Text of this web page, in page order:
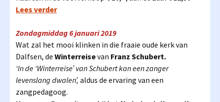
Lees verder
Zondagmiddag 6 januari 2019
Wat zal het mooi klinken in die fraaie oude kerk van
Dalfsen, de Winterreisevan Franz Schubert.
‘In de ‘Winterreise’ van Schubert kan een zanger
levenslang dwalen’, aldus de ervaring van een
zangpedagoog.